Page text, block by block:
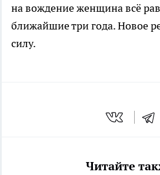
на вождение женщина всё
ближайшие три года. Новое
силу.
Читайте